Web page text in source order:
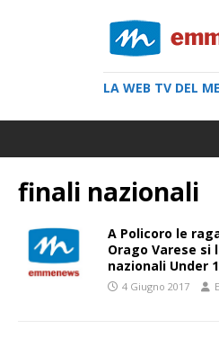
LA WEB TV DEL
finali nazionali
A Policoro le
Orago Varese si
nazionali Under
4 Giugno 2017